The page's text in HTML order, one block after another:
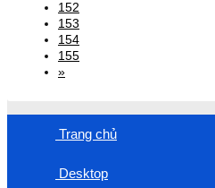
152
153
154
155
»
Trang chủ
Desktop